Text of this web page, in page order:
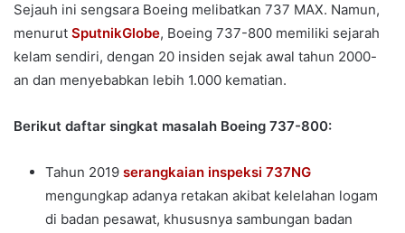
Sejauh ini sengsara Boeing melibatkan 737 MAX. Namun,
menurut SputnikGlobe, Boeing 737-800 memiliki sejarah
kelam sendiri, dengan 20 insiden sejak awal tahun 2000-
an dan menyebabkan lebih 1.000 kematian.
Berikut daftar singkat masalah Boeing 737-800:
Tahun 2019 serangkaian inspeksi 737NG
mengungkap adanya retakan akibat kelelahan logam
di badan pesawat, khususnya sambungan badan